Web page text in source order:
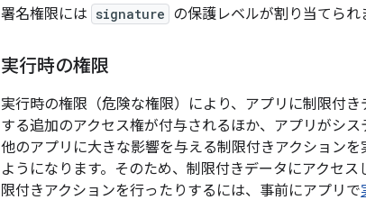
署名権限には signature の保護レベルが割り当てられ
実行時の権限
実行時の権限（危険な権限）により、アプリに制限付き
する追加のアクセス権が付与されるほか、アプリがシス
他のアプリに大きな影響を与える制限付きアクションを
ようになります。そのため、制限付きデータにアクセス
限付きアクションを行ったりするには、事前にアプリで